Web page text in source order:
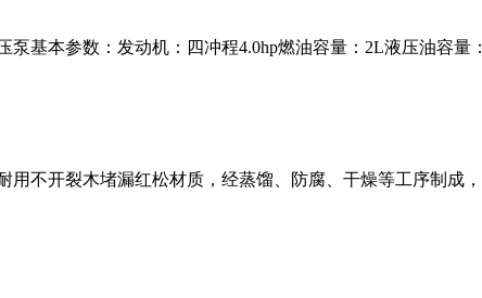
基本参数：发动机：四冲程4.0hp燃油容量：2L液压油容量：
不开裂木堵漏红松材质，经蒸馏、防腐、干燥等工序制成，